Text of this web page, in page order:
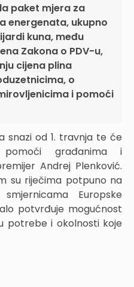
paket mjera za
energenata, ukupno
kuna, među
Zakona o PDV-u,
cijena plina
o
i pomoći
snazi od 1. travnja te će
građanima i
Andrej Plenković.
su riječima potpuno na
Europske
potvrđuje mogućnost
potrebe i okolnosti koje